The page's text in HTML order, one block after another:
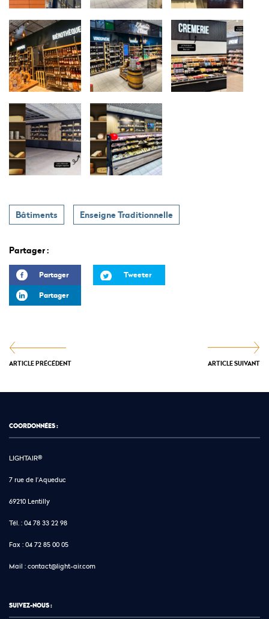
Bâtiments Enseigne Traditionnelle
Partager :
Partager
Tweeter
Partager
ARTICLE PRÉCÉDENT ARTICLE SUIVANT
COORDONNÉES :
LIGHTAIR®
7 rue de l'Aqueduc
69210 Lentilly
Tél. : 04 78 33 22 98
Fax : 04 72 85 00 05
Mail : contact@light-air.com
SUIVEZ-NOUS :